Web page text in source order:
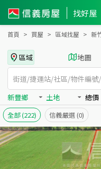
找好屋
新竹縣新豐
首頁 買屋 區域找屋 新
區域 地圖
新豐鄉 土地 總價
全部(222) 信義嚴選 (0)